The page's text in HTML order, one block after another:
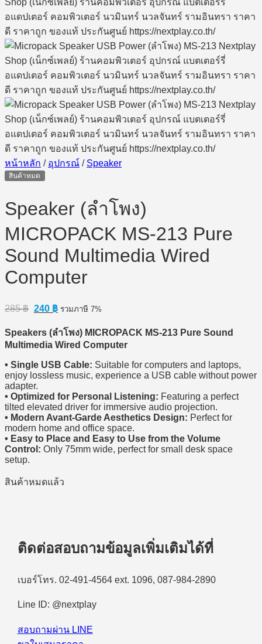
หน้าหลัก / อุปกรณ์ / Speaker
สินค้าหมด
Speaker (ลำโพง)
MICROPACK MS-213 Pure
Sound Multimedia Wired
Computer
285฿ Original
price
was:
285 ฿.
240 ฿Current
price
is:
240 ฿.
รวมภาษี 7%
Speakers (ลำโพง) MICROPACK MS-213 Pure Sound
Multimedia Wired Computer
• Single USB Cable: Suitable for computers and laptops,
enjoy lossless music, experience a USB cable without power
adapter.
• Optimized for Personal Listening: Featuring a perfect
tilted elevated driver for immersive audio projection.
• Modern Avant-Garde Aesthetics Design: Perfect for
modern home and office space.
• Easy to Place and Easy to Use from the Volume
Control: Only 75mm wide, perfect for small desk space
setup.
สินค้าหมดแล้ว
ติดต่อสอบถามข้อมูลเพิ่มเติมได้ที่
เบอร์โทร. 02-491-4564 ext. 1096, 087-984-2890
Line ID: @nextplay
สอบถามผ่าน LINE